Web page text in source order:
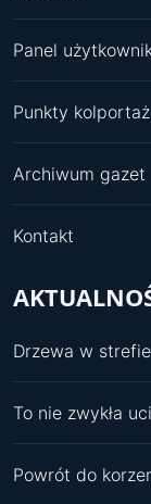
Panel
Punkty
Archiwum gazet
Kontakt
Drzewa w
To nie zwykła